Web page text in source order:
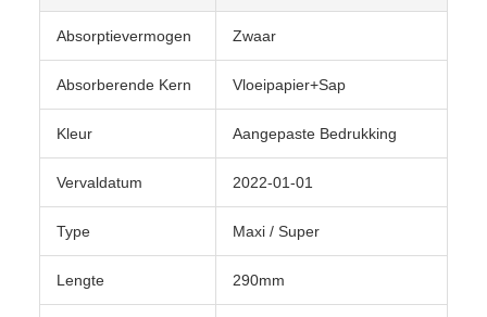
Absorptievermogen Zwaar
Absorberende Kern Vloeipapier+Sap
Kleur Aangepaste Bedrukking
Vervaldatum 2022-01-01
Type Maxi / Super
Lengte 290mm